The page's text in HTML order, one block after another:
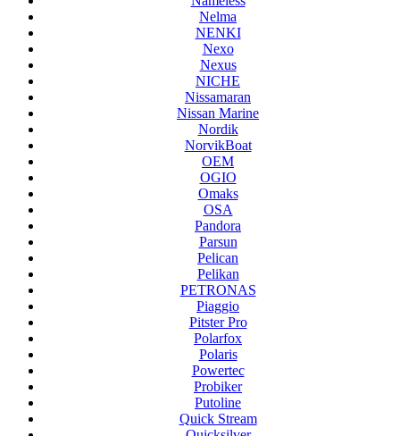
Nelma
NENKI
Nexo
Nexus
NICHE
Nissamaran
Nissan Marine
Nordik
NorvikBoat
OEM
OGIO
Omaks
OSA
Pandora
Parsun
Pelican
Pelikan
PETRONAS
Piaggio
Pitster Pro
Polarfox
Polaris
Powertec
Probiker
Putoline
Quick Stream